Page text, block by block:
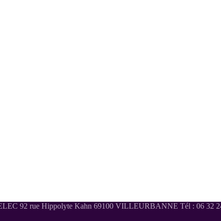
92 rue Hippolyte Kahn 69100 VILLEURBANNE Tél : 06 32